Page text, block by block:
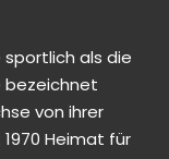
als die
bezeichnet
von ihrer
Heimat für